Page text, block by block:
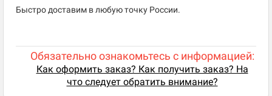
Быстро доставим в любую точку России.
Обязательно ознакомьтесь с информацией:
Как оформить заказ? Как получить заказ? На
что следует обратить внимание?